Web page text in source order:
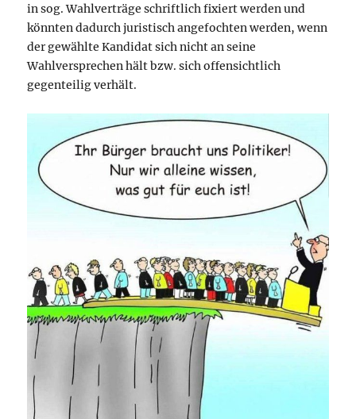
in sog. Wahlverträge schriftlich fixiert werden und
könnten dadurch juristisch angefochten werden, wenn
der gewählte Kandidat sich nicht an seine
Wahlversprechen hält bzw. sich offensichtlich
gegenteilig verhält.